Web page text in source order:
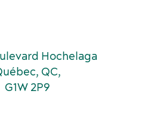
Hochelaga
QC,
G1W 2P9